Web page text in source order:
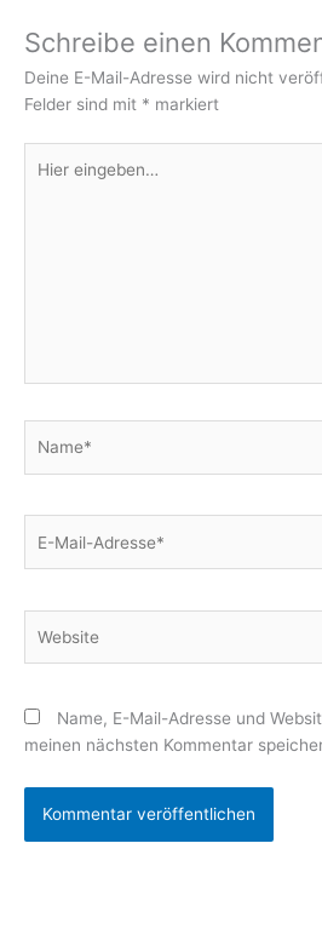
Schreibe einen
Deine E-Mail-Adresse wird nicht
Felder sind mit * markiert
eingeben…
Mail-
Name, E-Mail-Adresse und
meinen nächsten Kommentar